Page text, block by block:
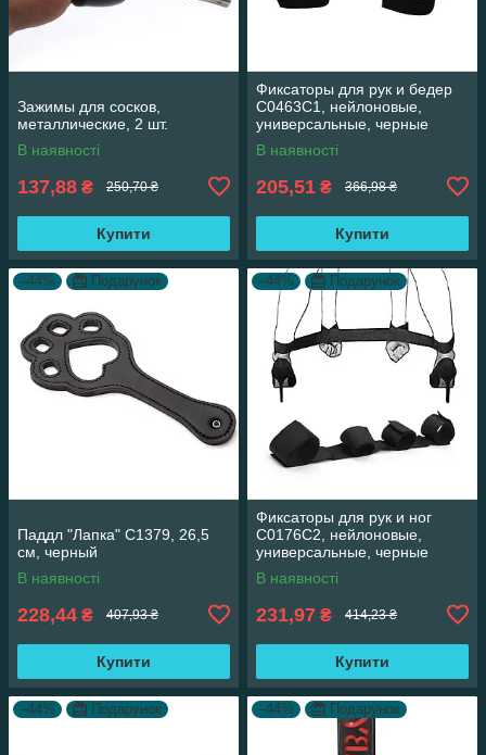
Зажимы для сосков,
металлические, 2 шт.
В наявності
137,88 ₴ 250,70 ₴
Купити
Фиксаторы для рук и бедер
С0463С1, нейлоновые,
универсальные, черные
В наявності
205,51 ₴ 366,98 ₴
Купити
–44% Подарунок
Паддл "Лапка" C1379, 26,5
см, черный
В наявності
228,44 ₴ 407,93 ₴
Купити
–44% Подарунок
Фиксаторы для рук и ног
С0176С2, нейлоновые,
универсальные, черные
В наявності
231,97 ₴ 414,23 ₴
Купити
–44% Подарунок –44% Подарунок